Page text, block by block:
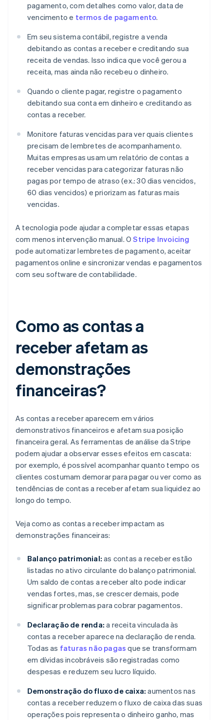
pagamento, com detalhes como valor, data de
vencimento e termos de pagamento.
Em seu sistema contábil, registre a venda
debitando as contas a receber e creditando sua
receita de vendas. Isso indica que você gerou a
receita, mas ainda não recebeu o dinheiro.
Quando o cliente pagar, registre o pagamento
debitando sua conta em dinheiro e creditando as
contas a receber.
Monitore faturas vencidas para ver quais clientes
precisam de lembretes de acompanhamento.
Muitas empresas usam um relatório de contas a
receber vencidas para categorizar faturas não
pagas por tempo de atraso (ex.: 30 dias vencidos,
60 dias vencidos) e priorizam as faturas mais
vencidas.
A tecnologia pode ajudar a completar essas etapas
com menos intervenção manual. OStripe Invoicing
pode automatizar lembretes de pagamento, aceitar
pagamentos online e sincronizar vendas e pagamentos
com seu software de contabilidade.
Como as contas a
receber afetam as
demonstrações
financeiras?
As contas a receber aparecem em vários
demonstrativos financeiros e afetam sua posição
financeira geral. As ferramentas de análise da Stripe
podem ajudar a observar esses efeitos em cascata:
por exemplo, é possível acompanhar quanto tempo os
clientes costumam demorar para pagar ou ver como as
tendências de contas a receber afetam sua liquidez ao
longo do tempo.
Veja como as contas a receber impactam as
demonstrações financeiras:
Balanço patrimonial: as contas a receber estão
listadas no ativo circulante do balanço patrimonial.
Um saldo de contas a receber alto pode indicar
vendas fortes, mas, se crescer demais, pode
significar problemas para cobrar pagamentos.
Declaração de renda: a receita vinculada às
contas a receber aparece na declaração de renda.
Todas as faturas não pagas que se transformam
em dívidas incobráveis são registradas como
despesas e reduzem seu lucro líquido.
Demonstração do fluxo de caixa: aumentos nas
contas a receber reduzem o fluxo de caixa das suas
operações pois representa o dinheiro ganho, mas